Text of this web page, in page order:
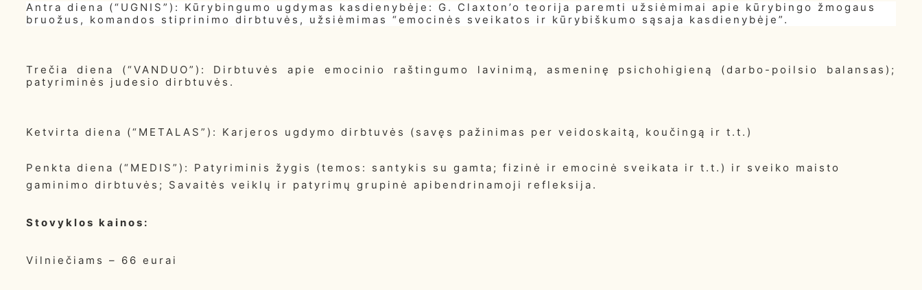
Antra diena (“UGNIS”): Kūrybingumo ugdymas kasdienybėje: G. Claxton’o teorija paremti užsiėmimai apie kūrybingo žmogaus
bruožus, komandos stiprinimo dirbtuvės, užsiėmimas “emocinės sveikatos ir kūrybiškumo sąsaja kasdienybėje”.
Trečia diena (“VANDUO”): Dirbtuvės apie emocinio raštingumo lavinimą, asmeninę psichohigieną (darbo-poilsio balansas);
patyriminės judesio dirbtuvės.
Ketvirta diena (“METALAS”): Karjeros ugdymo dirbtuvės (savęs pažinimas per veidoskaitą, koučingą ir t.t.)
Penkta diena (“MEDIS”): Patyriminis žygis (temos: santykis su gamta; fizinė ir emocinė sveikata ir t.t.) ir sveiko maisto
gaminimo dirbtuvės; Savaitės veiklų ir patyrimų grupinė apibendrinamoji refleksija.
Stovyklos kainos:
Vilniečiams – 66 eurai